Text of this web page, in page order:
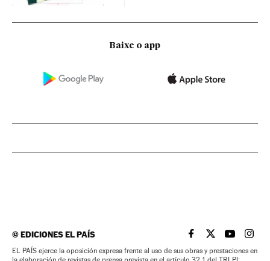
Baixe o app
©EDICIONES EL PAÍS EL PAÍS BRASIL EN
EL PAÍSEL PAÍS
EL
EL PAÍS ejerce la oposición expresa frente al uso de sus obras y prestaciones en